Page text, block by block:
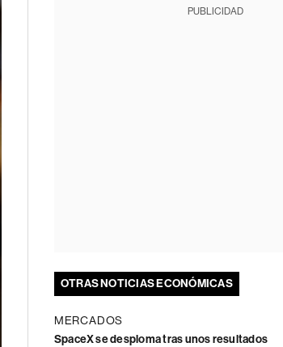
PUBLICIDAD
OTRAS NOTICIAS ECONÓMICAS
MERCADOS
SpaceX se desploma tras unos resultados